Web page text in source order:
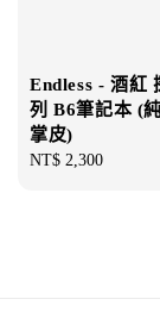
Endless - 酒紅
列 B6筆記本 (
掌皮)
Regular
NT$ 2,300